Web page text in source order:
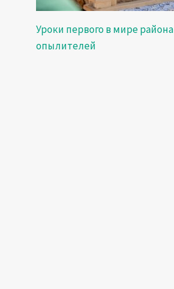
Уроки первого в мире района
опылителей